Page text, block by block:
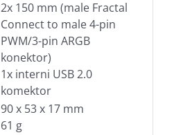
2x 150 mm (male Fractal
Connect to male 4-pin
PWM/3-pin ARGB
konektor)
1x interni USB 2.0
komektor
90 x 53 x 17 mm
61 g